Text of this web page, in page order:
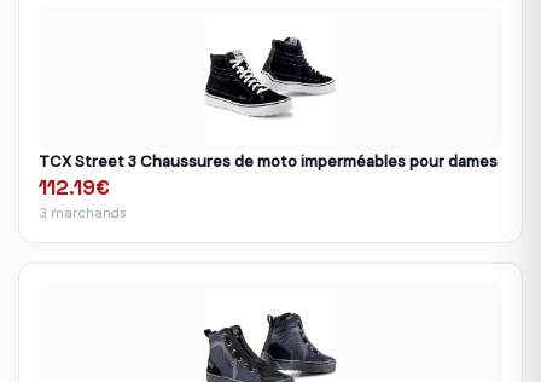
TCX Street 3 Chaussures de moto imperméables pour dames
112.19€
3 marchands